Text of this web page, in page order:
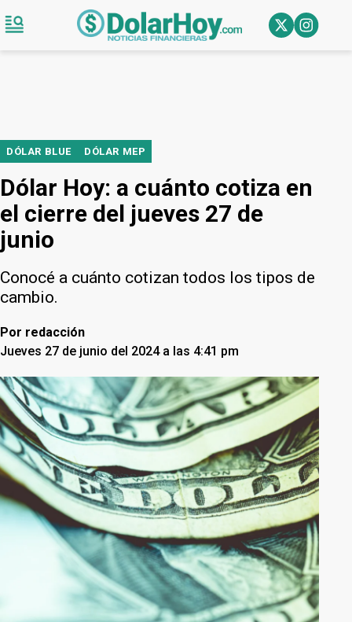
DÓLAR BLUE DÓLAR MEP
Dólar Hoy: a cuánto cotiza en
el cierre del jueves 27 de
junio
Conocé a cuánto cotizan todos los tipos de
cambio.
Por redacción
Jueves 27 de junio del 2024 a las 4:41 pm